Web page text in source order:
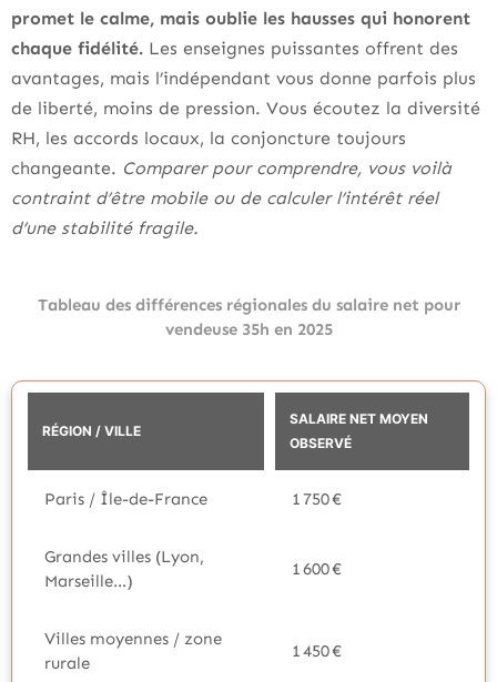
promet le calme, mais oublie les hausses qui honorent
chaque fidélité. Les enseignes puissantes offrent des
avantages, mais l’indépendant vous donne parfois plus
de liberté, moins de pression. Vous écoutez la diversité
RH, les accords locaux, la conjoncture toujours
changeante. Comparer pour comprendre, vous voilà
contraint d’être mobile ou de calculer l’intérêt réel
d’une stabilité fragile.
Tableau des différences régionales du salaire net pour
vendeuse 35h en 2025
RÉGION / VILLE
SALAIRE NET MOYEN
OBSERVÉ
Paris / Île-de-France 1 750 €
Grandes villes (Lyon,
Marseille…)
1 600 €
Villes moyennes / zone
rurale
1 450 €